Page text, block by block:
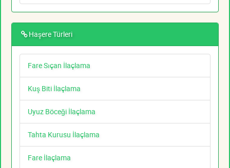
Haşere Türleri
Fare Sıçan İlaçlama
Kuş Biti İlaçlama
Uyuz Böceği İlaçlama
Tahta Kurusu İlaçlama
Fare İlaçlama